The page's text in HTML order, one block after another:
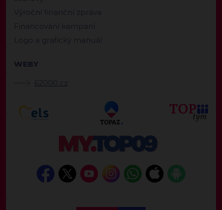
Výroční finanční zpráva
Financování kampaní
Logo a grafický manuál
WEBY
62000.cz